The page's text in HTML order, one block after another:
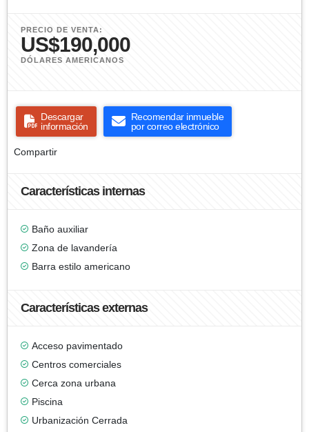
PRECIO DE VENTA:
US$190,000
DÓLARES AMERICANOS
Descargar
información
Recomendar inmueble
por correo electrónico
Compartir
Características internas
Baño auxiliar
Zona de lavandería
Barra estilo americano
Características externas
Acceso pavimentado
Centros comerciales
Cerca zona urbana
Piscina
Urbanización Cerrada